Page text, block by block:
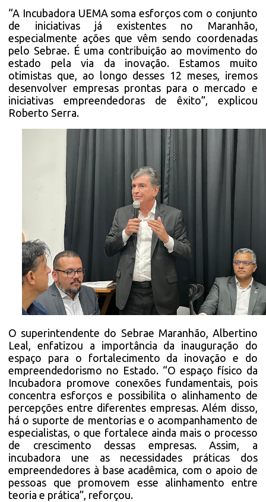
“A Incubadora UEMA soma esforços com o conjunto
de iniciativas já existentes no Maranhão,
especialmente ações que vêm sendo coordenadas
pelo Sebrae. É uma contribuição ao movimento do
estado pela via da inovação. Estamos muito
otimistas que, ao longo desses 12 meses, iremos
desenvolver empresas prontas para o mercado e
iniciativas empreendedoras de êxito”, explicou
Roberto Serra.
O superintendente do Sebrae Maranhão, Albertino
Leal, enfatizou a importância da inauguração do
espaço para o fortalecimento da inovação e do
empreendedorismo no Estado. “O espaço físico da
Incubadora promove conexões fundamentais, pois
concentra esforços e possibilita o alinhamento de
percepções entre diferentes empresas. Além disso,
há o suporte de mentorias e o acompanhamento de
especialistas, o que fortalece ainda mais o processo
de crescimento dessas empresas. Assim, a
incubadora une as necessidades práticas dos
empreendedores à base acadêmica, com o apoio de
pessoas que promovem esse alinhamento entre
teoria e prática”, reforçou.